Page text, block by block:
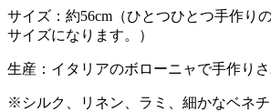
サイズ：約56cm（ひとつひとつ手作り
サイズになります。）
生産：イタリアのボローニャで手作りさ
※シルク、リネン、ラミ、細かなベネチ